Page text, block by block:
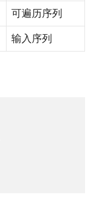
可遍历序列
输入序列